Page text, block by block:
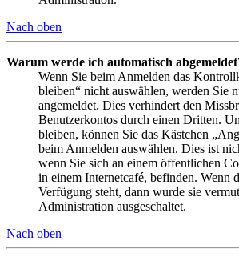
Nach oben
Warum werde ich automatisch
Wenn Sie beim Anmelden das
bleiben“ nicht auswählen, werden Sie
angemeldet. Dies verhindert den
Benutzerkontos durch einen Dritten.
bleiben, können Sie das Kästchen
beim Anmelden auswählen. Dies ist
wenn Sie sich an einem öffentlichen
in einem Internetcafé, befinden. Wenn
Verfügung steht, dann wurde sie
Administration ausgeschaltet.
Nach oben